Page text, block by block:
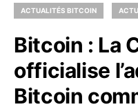
ACTUALITÉS BITCOIN
Bitcoin : La
officialise
Bitcoin